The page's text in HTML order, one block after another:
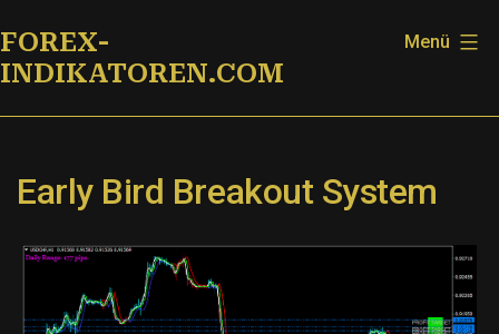
Inhalt
springen
FOREX-
INDIKATOREN.COM
Menü
Early Bird Breakout System